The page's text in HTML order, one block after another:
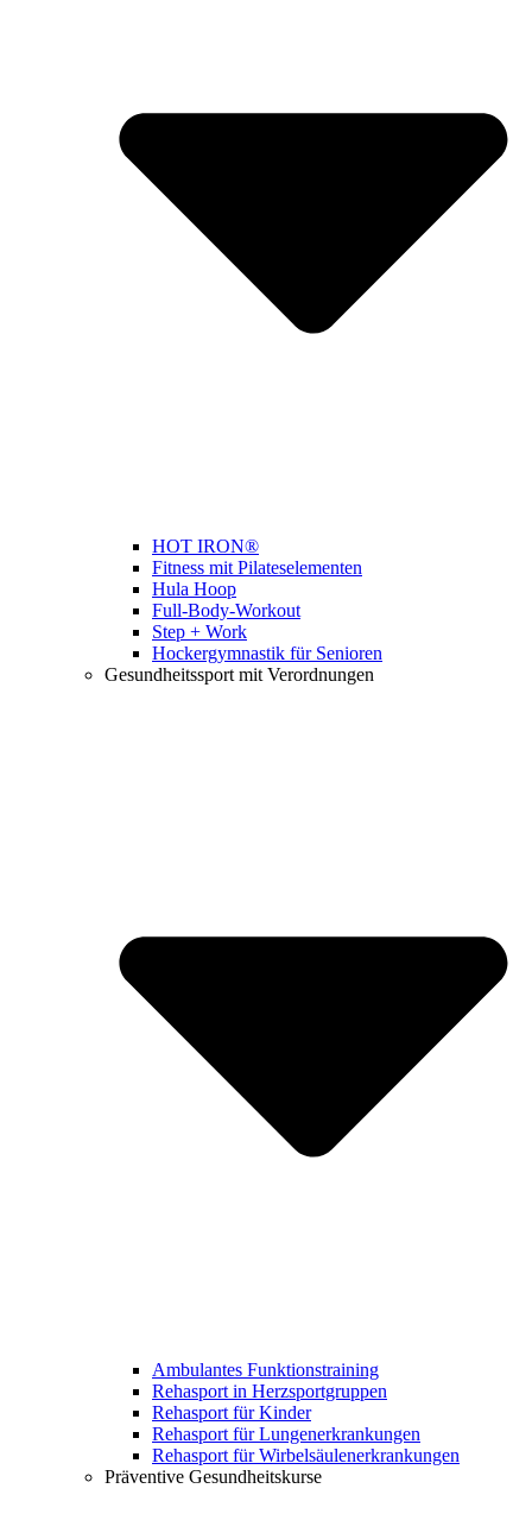
HOT IRON®
Fitness mit Pilateselementen
Hula Hoop
Full-Body-Workout
Step + Work
Hockergymnastik für Senioren
Gesundheitssport mit Verordnungen
Ambulantes Funktionstraining
Rehasport in Herzsportgruppen
Rehasport für Kinder
Rehasport für Lungenerkrankungen
Rehasport für Wirbelsäulenerkrankungen
Präventive Gesundheitskurse